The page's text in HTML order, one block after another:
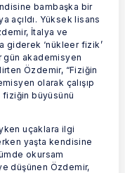
bambaşka bir
açıldı. Yüksek lisans
İtalya ve
giderek ‘nükleer fizik’
gün akademisyen
Özdemir, “Fiziğin
olarak çalışıp
büyüsünü
uçaklara ilgi
yaşta kendisine
okursam
düşünen Özdemir,